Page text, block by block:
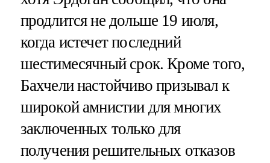
продлится не дольше 19 июля,
когда истечет последний
шестимесячный срок. Кроме того,
Бахчели настойчиво призывал к
широкой амнистии для многих
заключенных только для
получения решительных отказов